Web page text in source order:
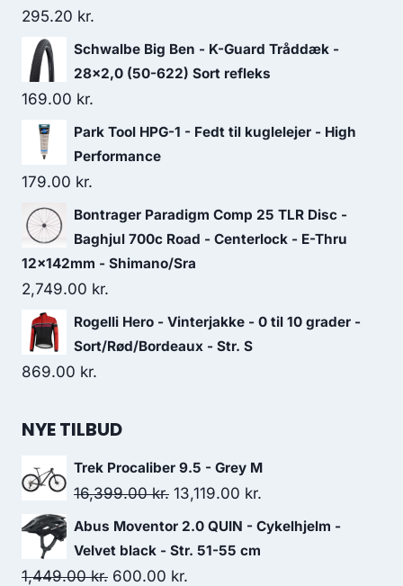
295.20 kr.
Schwalbe Big Ben - K-Guard Tråddæk -
28x2,0 (50-622) Sort refleks
169.00 kr.
Park Tool HPG-1 - Fedt til kuglelejer - High
Performance
179.00 kr.
Bontrager Paradigm Comp 25 TLR Disc -
Baghjul 700c Road - Centerlock - E-Thru
12x142mm - Shimano/Sra
2,749.00 kr.
Rogelli Hero - Vinterjakke - 0 til 10 grader -
Sort/Rød/Bordeaux - Str. S
869.00 kr.
NYE TILBUD
Trek Procaliber 9.5 - Grey M
16,399.00kr. Original
price
was:
16,399.00 kr..
13,119.00 kr.
price
Abus Moventor 2.0 QUIN - Cykelhjelm -
Velvet black - Str. 51-55 cm
1,449.00kr. Original
600.00 kr.